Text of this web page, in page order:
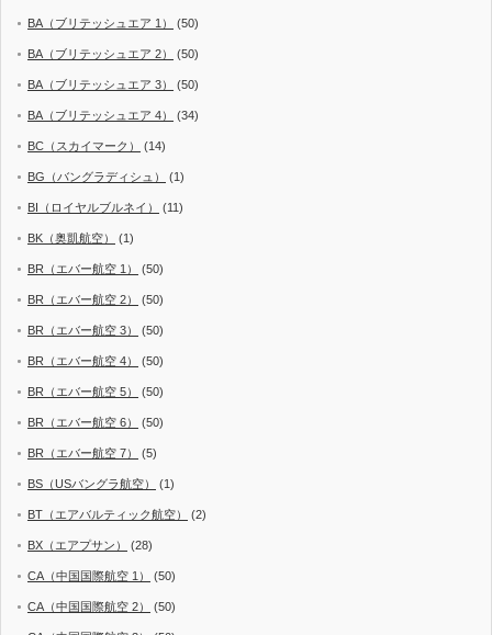
BA（ブリテッシュエア 1） (50)
BA（ブリテッシュエア 2） (50)
BA（ブリテッシュエア 3） (50)
BA（ブリテッシュエア 4） (34)
BC（スカイマーク） (14)
BG（バングラディシュ） (1)
BI（ロイヤルブルネイ） (11)
BK（奥凱航空） (1)
BR（エバー航空 1） (50)
BR（エバー航空 2） (50)
BR（エバー航空 3） (50)
BR（エバー航空 4） (50)
BR（エバー航空 5） (50)
BR（エバー航空 6） (50)
BR（エバー航空 7） (5)
BS（USバングラ航空） (1)
BT（エアバルティック航空） (2)
BX（エアプサン） (28)
CA（中国国際航空 1） (50)
CA（中国国際航空 2） (50)